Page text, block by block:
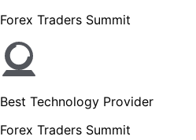
Forex Traders Summit
Best Technology Provider
Forex Traders Summit